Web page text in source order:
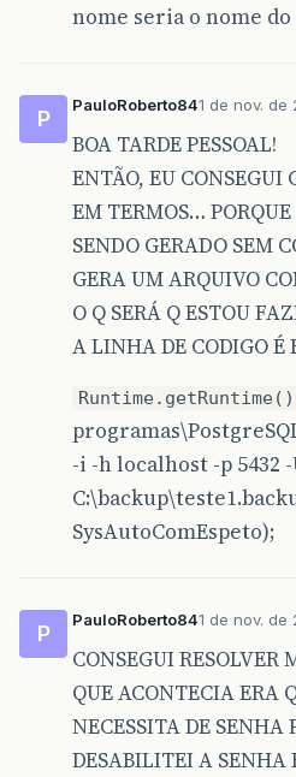
nome seria o nome
P
PauloRoberto841 de nov. de
BOA TARDE PESSOAL!
ENTÃO, EU CONSEGUI
EM TERMOS…
SENDO GERADO SEM
GERA UM ARQUIVO
O Q SERÁ Q ESTOU
A LINHA DE CODIGO É
Runtime.getRuntime()
-i -h localhost -p 5432
SysAutoComEspeto);
P
PauloRoberto841 de nov. de
CONSEGUI RESOLVER
QUE ACONTECIA ERA
NECESSITA DE SENHA
DESABILITEI A SENHA